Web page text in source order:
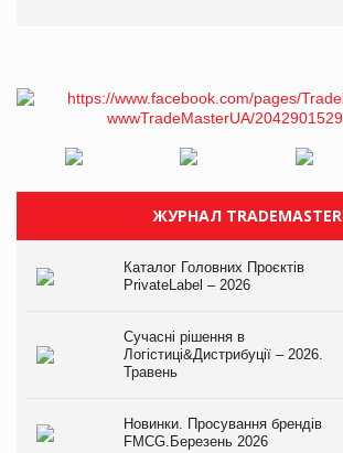
ЖУРНАЛ TRADEMASTER
Каталог Головних Проєктів
PrivateLabel – 2026
Сучасні рішення в
Логістиці&Дистрибуції – 2026.
Травень
Новинки. Просування брендів
FMCG.Березень 2026